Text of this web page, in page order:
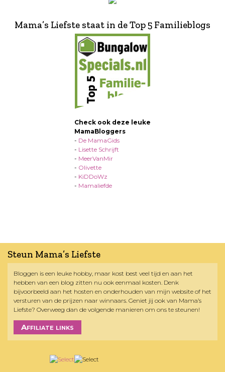
Mama’s Liefste staat in de Top 5 Familieblogs
Check ook deze leuke
MamaBloggers
- De MamaGids
- Lisette Schrijft
- MeerVanMir
- Olivette
- KiDDoWz
- Mamaliefde
Steun Mama’s Liefste
Bloggen is een leuke hobby, maar kost best veel tijd en aan het
hebben van een blog zitten nu ook eenmaal kosten. Denk
bijvoorbeeld aan het hosten en onderhouden van mijn website of het
versturen van de prijzen naar winnaars. Geniet jij ook van Mama’s
Liefste? Overweeg dan de volgende manieren om ons te steunen!
Affiliate links